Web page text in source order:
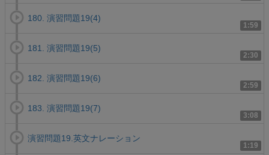
1:59
180. 演習問題19(4)
2:30
181. 演習問題19(5)
2:59
182. 演習問題19(6)
3:08
183. 演習問題19(7)
1:19
演習問題19.英文ナレーション